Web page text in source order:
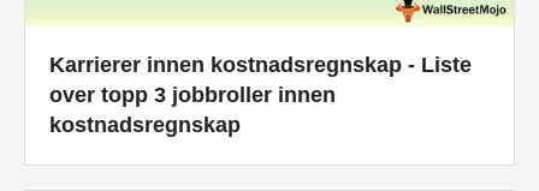
Karrierer innen kostnadsregnskap - Liste
over topp 3 jobbroller innen
kostnadsregnskap